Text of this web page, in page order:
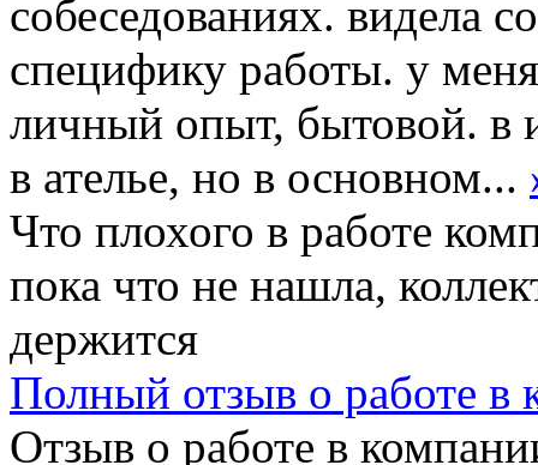
собеседованиях. видела
специфику работы. у
личный опыт, бытовой. в
в ателье, но в основном...
Что плохого в работе
пока что не нашла,
держится
Полный отзыв о работе в
Отзыв о работе в